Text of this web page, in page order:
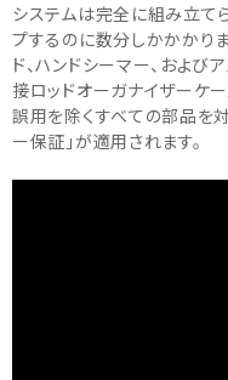
システムは完全に組み立て
プするのに数分しかかかり
ド、ハンドシーマー、およ
接ロッドオーガナイザーケ
誤用を除くすべての部品を
ー保証」が適用されます。